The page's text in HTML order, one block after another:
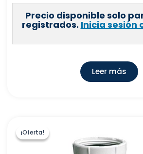
Precio disponible solo
registrados. Inicia sesión
Leer más
¡Oferta!
¡Oferta!